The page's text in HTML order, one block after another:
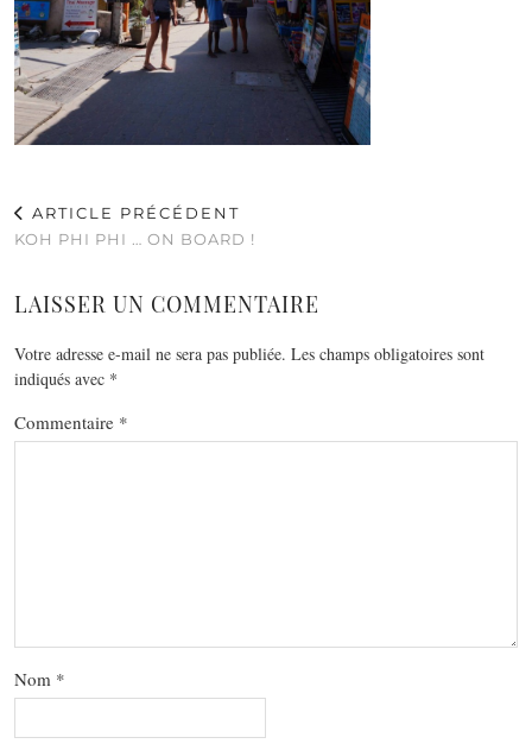
ARTICLE PRÉCÉDENT
KOH PHI PHI … ON BOARD !
LAISSER UN COMMENTAIRE
Votre adresse e-mail ne sera pas publiée. Les champs obligatoires sont
indiqués avec *
Commentaire *
Nom *